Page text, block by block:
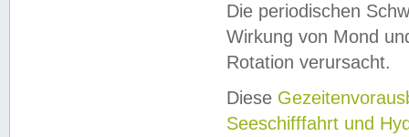
Die periodischen
Wirkung von Mond
Rotation verursacht.
Diese
Seeschifffahrt und